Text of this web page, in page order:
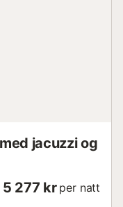
jacuzzi og
5 277 kr per natt